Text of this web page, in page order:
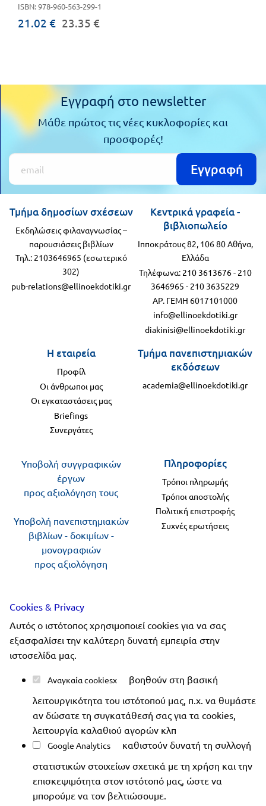
ISBN: 978-960-563-299-1
21.02 € 23.35 €
Εγγραφή στο newsletter
Μάθε πρώτος τις νέες κυκλοφορίες και
προσφορές!
Εγγραφή
Κεντρικά γραφεία -
βιβλιοπωλείο
Ιπποκράτους 82, 106 80 Αθήνα,
Ελλάδα
Τηλέφωνα: 210 3613676- 210
3646965 - 210 3635229
ΑΡ. ΓΕΜΗ 6017101000
info@ellinoekdotiki.gr
diakinisi@ellinoekdotiki.gr
Η εταιρεία
Προφίλ
Οι άνθρωποι μας
Οι εγκαταστάσεις μας
Briefings
Συνεργάτες
Τμήμα δημοσίων σχέσεων
Εκδηλώσεις φιλαναγνωσίας –
παρουσιάσεις βιβλίων
Τηλ.: 2103646965 (εσωτερικό
302)
pub-relations@ellinoekdotiki.gr
Τμήμα πανεπιστημιακών
εκδόσεων
academia@ellinoekdotiki.gr
Πληροφορίες
Τρόποι πληρωμής
Τρόποι αποστολής
Πολιτική επιστροφής
Συχνές ερωτήσεις
Υποβολή συγγραφικών
έργων
προς αξιολόγηση τους
Υποβολή πανεπιστημιακών
βιβλίων - δοκιμίων -
μονογραφιών
προς αξιολόγηση
reserved| Όροι χρήσης | Προστασία δεδομένων
Ασφάλεια συναλλαγών
Cookies & Privacy
Αυτός ο ιστότοπος χρησιμοποιεί cookies για να σας
εξασφαλίσει την καλύτερη δυνατή εμπειρία στην
ιστοσελίδα μας.
Αναγκαία cookies
βοηθούν στη βασική
λειτουργικότητα του ιστότοπού μας, π.χ. να θυμάστε
αν δώσατε τη συγκατάθεσή σας για τα cookies,
λειτουργία καλαθιού αγορών κλπ
Google Analytics
καθιστούν δυνατή τη συλλογή
στατιστικών στοιχείων σχετικά με τη χρήση και την
επισκεψιμότητα στον ιστότοπό μας, ώστε να
μπορούμε να τον βελτιώσουμε.